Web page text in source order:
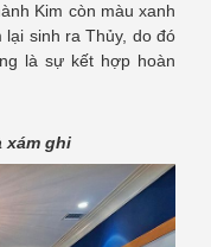
Kim còn màu xanh
sinh ra Thủy, do đó
là sự kết hợp hoàn
xám ghi